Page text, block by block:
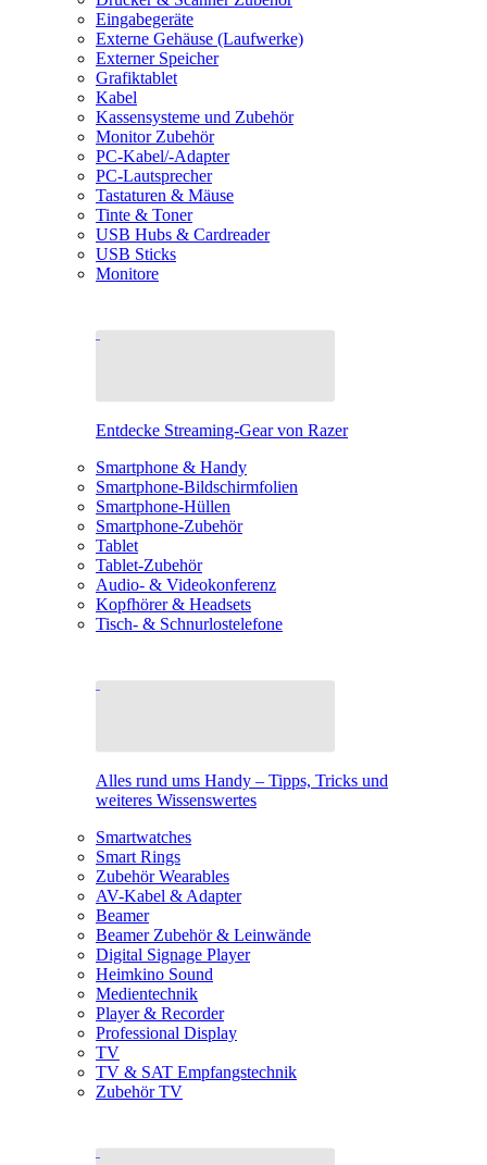
Eingabegeräte
Externe Gehäuse (Laufwerke)
Externer Speicher
Grafiktablet
Kabel
Kassensysteme und Zubehör
Monitor Zubehör
PC-Kabel/-Adapter
PC-Lautsprecher
Tastaturen & Mäuse
Tinte & Toner
USB Hubs & Cardreader
USB Sticks
Monitore
Entdecke Streaming-Gear von Razer
Smartphone & Handy
Smartphone-Bildschirmfolien
Smartphone-Hüllen
Smartphone-Zubehör
Tablet
Tablet-Zubehör
Audio- & Videokonferenz
Kopfhörer & Headsets
Tisch- & Schnurlostelefone
Alles rund ums Handy – Tipps, Tricks und
weiteres Wissenswertes
Smartwatches
Smart Rings
Zubehör Wearables
AV-Kabel & Adapter
Beamer
Beamer Zubehör & Leinwände
Digital Signage Player
Heimkino Sound
Medientechnik
Player & Recorder
Professional Display
TV
TV & SAT Empfangstechnik
Zubehör TV